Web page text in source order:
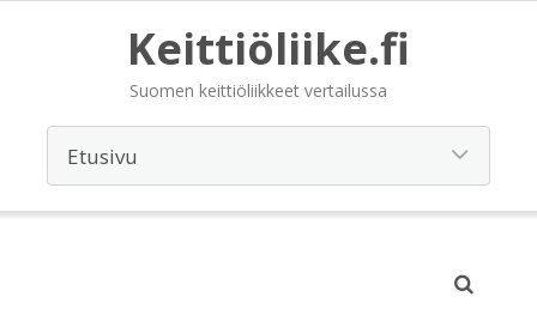
Keittiöliike.fi
Suomen keittiöliikkeet vertailussa